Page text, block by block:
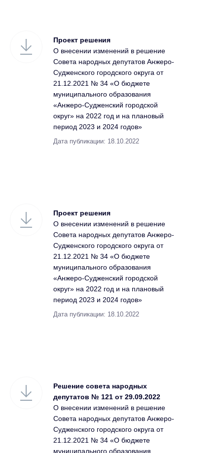
Проект решения
О внесении изменений в решение
Совета народных депутатов Анжеро-
Судженского городского округа от
21.12.2021 № 34 «О бюджете
муниципального образования
«Анжеро-Судженский городской
округ» на 2022 год и на плановый
период 2023 и 2024 годов»
Дата публикации: 18.10.2022
Проект решения
О внесении изменений в решение
Совета народных депутатов Анжеро-
Судженского городского округа от
21.12.2021 № 34 «О бюджете
муниципального образования
«Анжеро-Судженский городской
округ» на 2022 год и на плановый
период 2023 и 2024 годов»
Дата публикации: 18.10.2022
Решение совета народных
депутатов № 121 от 29.09.2022
О внесении изменений в решение
Совета народных депутатов Анжеро-
Судженского городского округа от
21.12.2021 № 34 «О бюджете
муниципального образования